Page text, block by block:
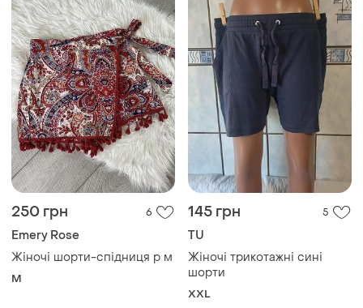
250 грн 6
Emery Rose
Жіночі шорти-спідниця р м
M
145 грн 5
TU
Жіночі трикотажні сині
шорти
XXL